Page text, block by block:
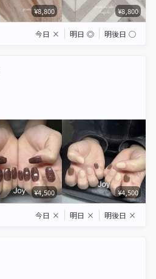
¥8,800 ¥8,800
今日 × 明日 ◎ 明後日 ◯
¥4,500 ¥4,500
今日 × 明日 × 明後日 ×